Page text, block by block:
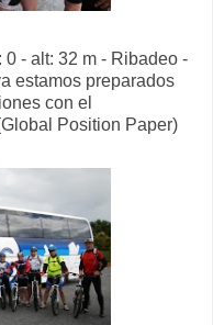
0 - alt: 32 m - Ribadeo -
estamos preparados
con el
Position Paper)